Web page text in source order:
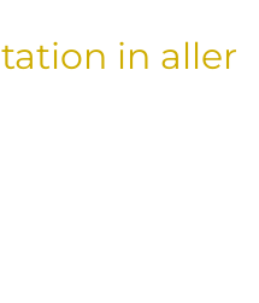
in aller